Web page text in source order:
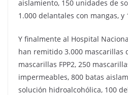
aislamiento, 150 unidades de
1.000 delantales con mangas, y
Y finalmente al Hospital
han remitido 3.000 mascarillas
mascarillas FPP2, 250
impermeables, 800 batas
solución hidroalcohólica, 100